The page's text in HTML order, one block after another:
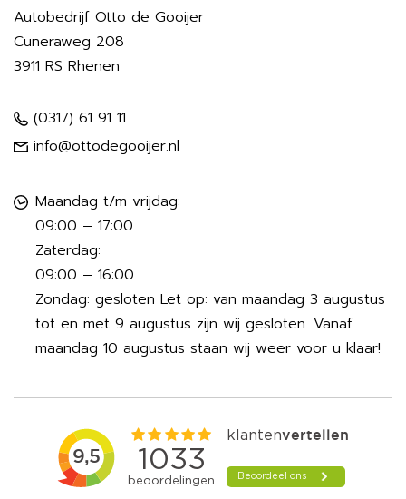
Autobedrijf Otto de Gooijer
Cuneraweg 208
3911 RS Rhenen
(0317) 61 91 11
info@ottodegooijer.nl
Maandag t/m vrijdag:
09:00 – 17:00
Zaterdag:
09:00 – 16:00
Zondag: gesloten Let op: van maandag 3 augustus
tot en met 9 augustus zijn wij gesloten. Vanaf
maandag 10 augustus staan wij weer voor u klaar!